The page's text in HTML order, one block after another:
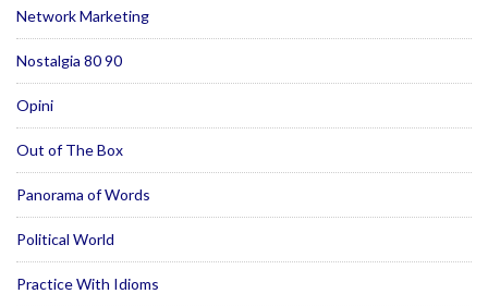
Network Marketing
Nostalgia 80 90
Opini
Out of The Box
Panorama of Words
Political World
Practice With Idioms